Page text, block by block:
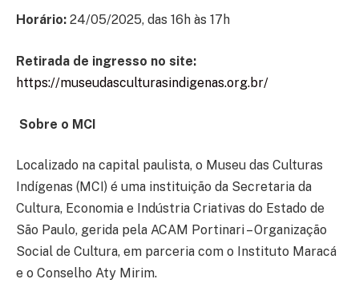
Horário: 24/05/2025, das 16h às 17h
Retirada de ingresso no site:
https://museudasculturasindigenas.org.br/
Sobre o MCI
Localizado na capital paulista, o Museu das Culturas
Indígenas (MCI) é uma instituição da Secretaria da
Cultura, Economia e Indústria Criativas do Estado de
São Paulo, gerida pela ACAM Portinari – Organização
Social de Cultura, em parceria com o Instituto Maracá
e o Conselho Aty Mirim.